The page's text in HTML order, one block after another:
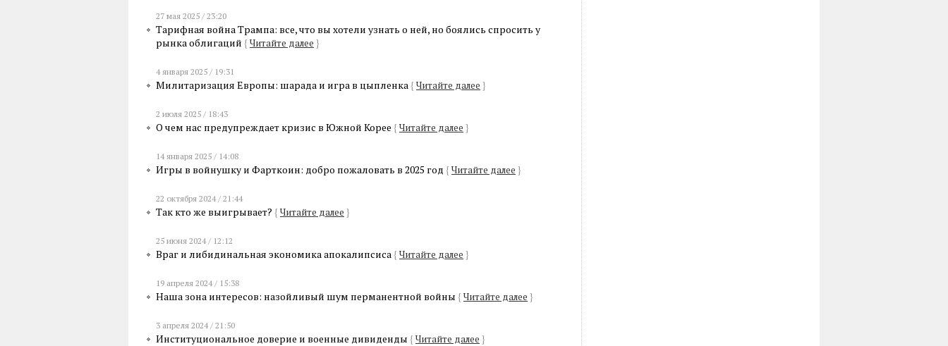
27 мая 2025 / 23:20
Тарифная война Трампа: все, что вы хотели узнать о ней, но боялись спросить у
рынка облигаций { Читайте далее }
4 января 2025 / 19:31
Милитаризация Европы: шарада и игра в цыпленка { Читайте далее }
2 июля 2025 / 18:43
О чем нас предупреждает кризис в Южной Корее { Читайте далее }
14 января 2025 / 14:08
Игры в войнушку и Фарткоин: добро пожаловать в 2025 год { Читайте далее }
22 октября 2024 / 21:44
Так кто же выигрывает? { Читайте далее }
25 июня 2024 / 12:12
Враг и либидинальная экономика апокалипсиса { Читайте далее }
19 апреля 2024 / 15:38
Наша зона интересов: назойливый шум перманентной войны { Читайте далее }
3 апреля 2024 / 21:50
Институциональное доверие и военные дивиденды { Читайте далее }